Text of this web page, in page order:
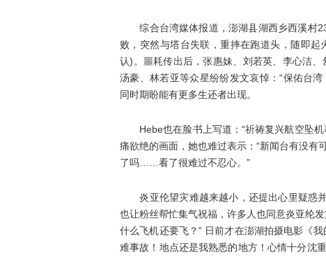
综合台湾媒体报道，澎湖县湖西乡西溪村
败，突然与塔台失联，重摔在跑道头，随即
认)。噩耗传出后，张惠妹、刘若英、李心洁
汤豪、林若亚等众星纷纷发文哀悼：“保佑台
同时期盼能有更多生还者出现。
Hebe也在脸书上写道：“祈祷复兴航空坠机
痛欲绝的画面，她也难过表示：“新闻台有没
了吗……看了很难过不忍心。”
炎亚伦望灾难越来越小，还提出心里疑惑并
也让粉丝帮忙集气祝福，许多人也同意炎亚纶
什么飞机还要飞？” 日前才在澎湖拍摄电影《
难事故！地点还是我熟悉的地方！心情十分沈